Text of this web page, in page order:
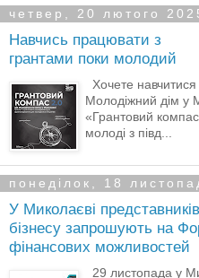
четвер, 20 лютого
Навчись працювати з
грантами поки молодий
Хочете
Молодіжний дім у
«Грантовий
молоді з півд...
понеділок, 18
У Миколаєві представників
бізнесу запрошують на
фінансових можливостей
29 листопада у